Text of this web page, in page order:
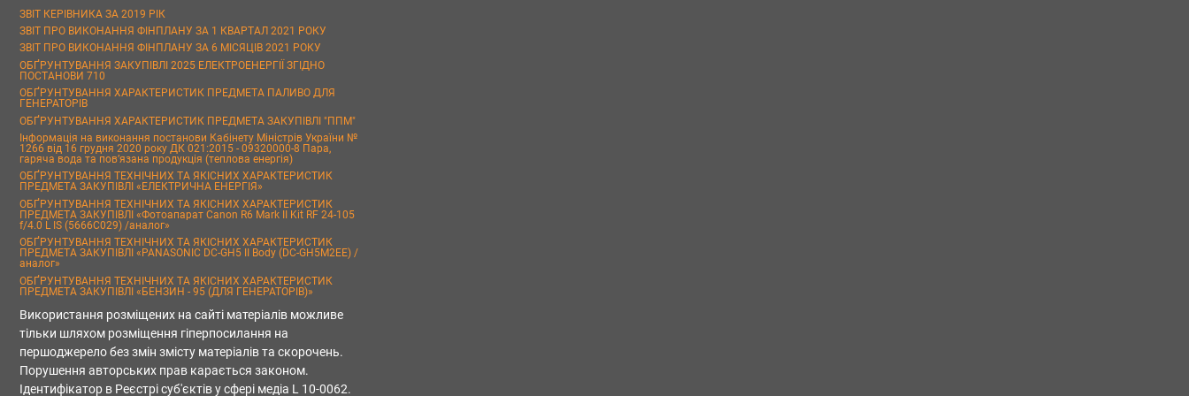
ЗВІТ КЕРІВНИКА ЗА 2019 РІК
ЗВІТ ПРО ВИКОНАННЯ ФІНПЛАНУ ЗА 1 КВАРТАЛ 2021 РОКУ
ЗВІТ ПРО ВИКОНАННЯ ФІНПЛАНУ ЗА 6 МІСЯЦІВ 2021 РОКУ
ОБҐРУНТУВАННЯ ЗАКУПІВЛІ 2025 ЕЛЕКТРОЕНЕРГІЇ ЗГІДНО
ПОСТАНОВИ 710
ОБҐРУНТУВАННЯ ХАРАКТЕРИСТИК ПРЕДМЕТА ПАЛИВО ДЛЯ
ГЕНЕРАТОРІВ
ОБҐРУНТУВАННЯ ХАРАКТЕРИСТИК ПРЕДМЕТА ЗАКУПІВЛІ "ППМ"
Інформація на виконання постанови Кабінету Міністрів України №
1266 від 16 грудня 2020 року ДК 021:2015 - 09320000-8 Пара,
гаряча вода та пов’язана продукція (теплова енергія)
ОБҐРУНТУВАННЯ ТЕХНІЧНИХ ТА ЯКІСНИХ ХАРАКТЕРИСТИК
ПРЕДМЕТА ЗАКУПІВЛІ «ЕЛЕКТРИЧНА ЕНЕРГІЯ»
ОБҐРУНТУВАННЯ ТЕХНІЧНИХ ТА ЯКІСНИХ ХАРАКТЕРИСТИК
ПРЕДМЕТА ЗАКУПІВЛІ «Фотоапарат Canon R6 Mark II Kit RF 24-105
f/4.0 L IS (5666C029) /аналог»
ОБҐРУНТУВАННЯ ТЕХНІЧНИХ ТА ЯКІСНИХ ХАРАКТЕРИСТИК
ПРЕДМЕТА ЗАКУПІВЛІ «PANASONIC DC-GH5 II Body (DC-GH5M2EE) /
аналог»
ОБҐРУНТУВАННЯ ТЕХНІЧНИХ ТА ЯКІСНИХ ХАРАКТЕРИСТИК
ПРЕДМЕТА ЗАКУПІВЛІ «БЕНЗИН - 95 (ДЛЯ ГЕНЕРАТОРІВ)»
Використання розміщених на сайті матеріалів можливе
тільки шляхом розміщення гіперпосилання на
першоджерело без змін змісту матеріалів та скорочень.
Порушення авторських прав карається законом.
Ідентифікатор в Реєстрі суб'єктів у сфері медіа L 10-0062.